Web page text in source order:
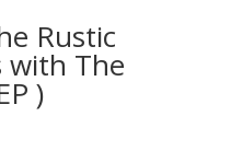
Rustic
with The
)